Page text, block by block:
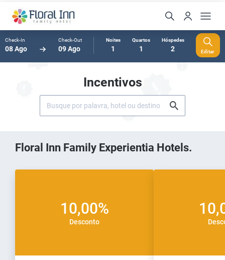
Check-In
08 Ago
Check-Out
09 Ago
Noites
1
Quartos
1
Hóspedes
2 Editar
Incentivos
Floral Inn Family Experientia Hotels.
10,00%
Desconto